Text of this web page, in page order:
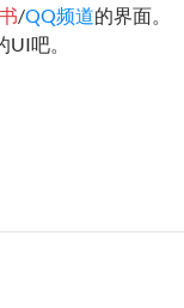
/QQ频道的界面。
吧。